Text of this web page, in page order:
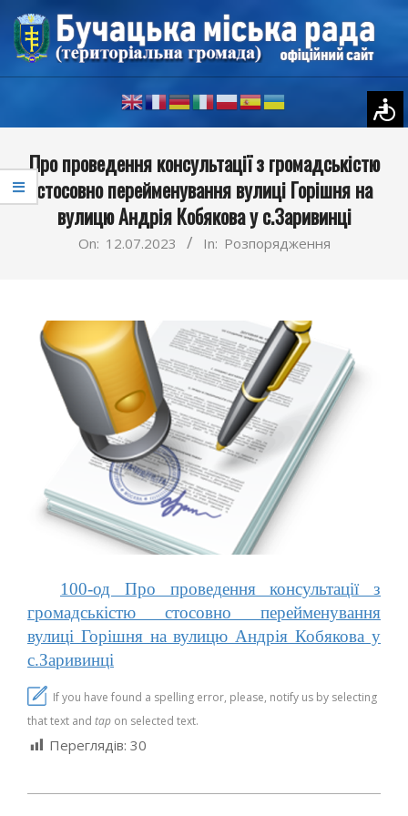
Skip
content
Navigation
Menu
Про проведення консультації з громадськістю
стосовно перейменування вулиці Горішня на
вулицю Андрія Кобякова у с.Заривинці
On: 12.07.2023 In: Розпорядження
100-од Про проведення консультації з
громадськістю стосовно перейменування
вулиці Горішня на вулицю Андрія Кобякова у
с.Заривинці
If you have found a spelling error, please, notify us by selecting
that text and tap on selected text.
Переглядів: 30